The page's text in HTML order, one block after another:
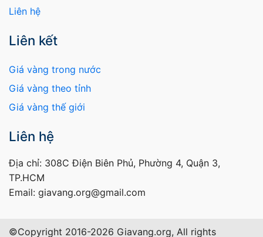
Liên hệ
Liên kết
Giá vàng trong nước
Giá vàng theo tỉnh
Giá vàng thế giới
Liên hệ
Địa chỉ: 308C Điện Biên Phủ, Phường 4, Quận 3,
TP.HCM
Email: giavang.org@gmail.com
©Copyright 2016-2026 Giavang.org, All rights